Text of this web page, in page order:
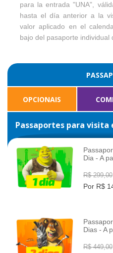
para la entrada "UNA",
hasta el día anterior a la
valor aplicado en el
bajo del pasaporte individual
OPCIONAIS
Passaportes para visita
INFO
Dia - A
R$ 299,00
Por R$
INFO
Dias - A
R$ 449,00